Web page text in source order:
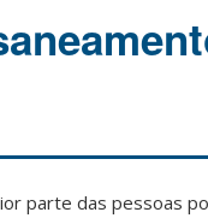
parte das pessoas